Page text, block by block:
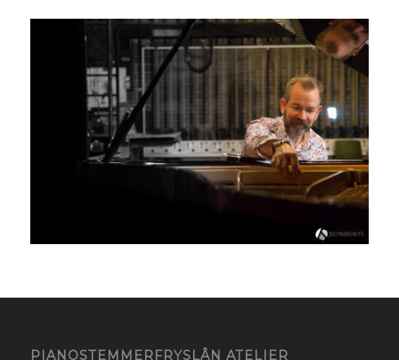
PIANOSTEMMERFRYSLÂN ATELIER